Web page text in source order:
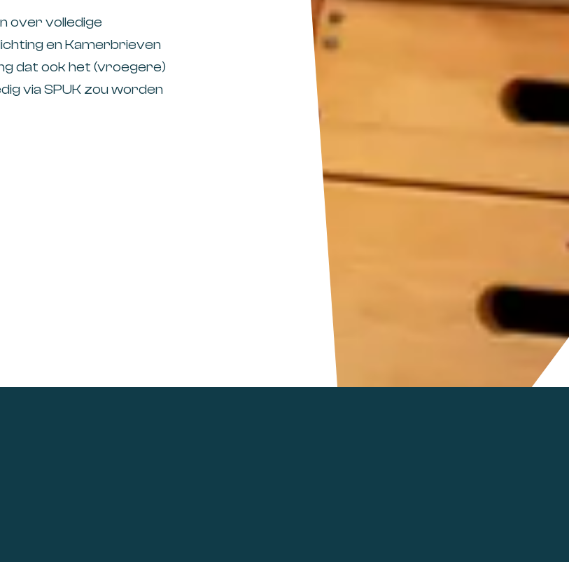
over volledige
en Kamerbrieven
dat ook het (vroegere)
via SPUK zou worden